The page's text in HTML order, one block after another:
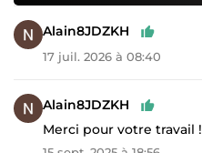
Alain8JDZKH
17 juil. 2026 à 08:40
Alain8JDZKH
Merci pour votre travail !